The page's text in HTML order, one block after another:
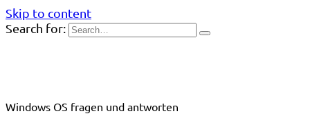
Skip to content
Search for:
Windows OS fragen und antworten